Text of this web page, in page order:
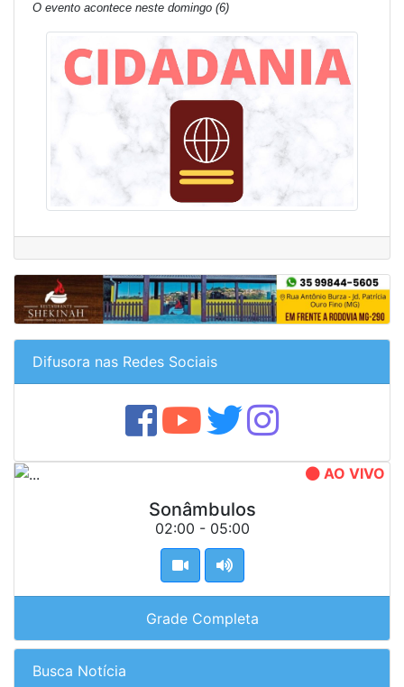
O evento acontece neste domingo (6)
Difusora nas Redes Sociais
AO VIVO
Sonâmbulos
02:00 - 05:00
Grade Completa
Busca Notícia